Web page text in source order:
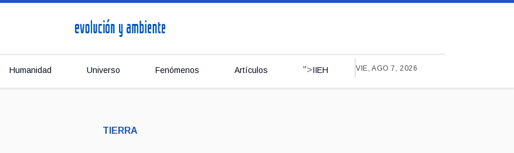
Humanidad Universo Fenómenos Artículos ">IIEH VIE, AGO 7, 2026
TIERRA